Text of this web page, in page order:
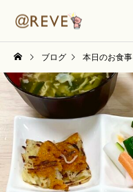
ブログ 本日のお食事